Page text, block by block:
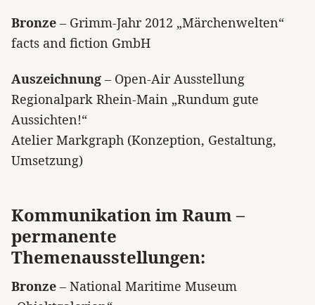
Bronze – Grimm-Jahr 2012 „Märchenwelten“
facts and fiction GmbH
Auszeichnung – Open-Air Ausstellung
Regionalpark Rhein-Main „Rundum gute
Aussichten!“
Atelier Markgraph (Konzeption, Gestaltung,
Umsetzung)
Kommunikation im Raum –
permanente
Themenausstellungen:
Bronze – National Maritime Museum